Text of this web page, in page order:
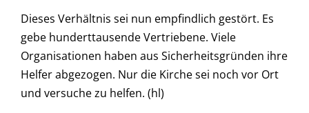
Dieses Verhältnis sei nun empfindlich gestört. Es
gebe hunderttausende Vertriebene. Viele
Organisationen haben aus Sicherheitsgründen ihre
Helfer abgezogen. Nur die Kirche sei noch vor Ort
und versuche zu helfen. (hl)